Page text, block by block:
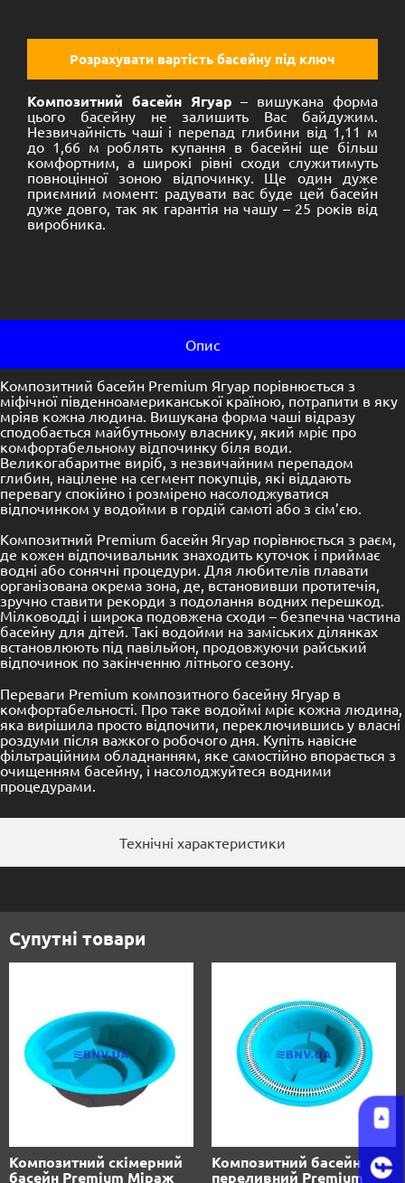
Розрахувати вартість басейну під ключ
Композитний басейн Ягуар– вишукана форма
цього басейну не залишить Вас байдужим.
Незвичайність чаші і перепад глибини від 1,11 м
до 1,66 м роблять купання в басейні ще більш
комфортним, а широкі рівні сходи служитимуть
повноцінної зоною відпочинку. Ще один дуже
приємний момент: радувати вас буде цей басейн
дуже довго, так як гарантія на чашу – 25 років від
виробника.
Опис
Технічні характеристики
Композитний басейн Premium Ягуар порівнюється з
міфічної південноамериканської країною, потрапити в яку
мріяв кожна людина. Вишукана форма чаші відразу
сподобається майбутньому власнику, який мріє про
комфортабельному відпочинку біля води.
Великогабаритне виріб, з незвичайним перепадом
глибин, націлене на сегмент покупців, які віддають
перевагу спокійно і розмірено насолоджуватися
відпочинком у водойми в гордій самоті або з сім’єю.
Композитний Premium басейн Ягуар порівнюється з раєм,
де кожен відпочивальник знаходить куточок і приймає
водні або сонячні процедури. Для любителів плавати
організована окрема зона, де, встановивши протитечія,
зручно ставити рекорди з подолання водних перешкод.
Мілководді і широка подовжена сходи – безпечна частина
басейну для дітей. Такі водойми на заміських ділянках
встановлюють під павільйон, продовжуючи райський
відпочинок по закінченню літнього сезону.
Переваги Premium композитного басейну Ягуар в
комфортабельності. Про таке водоймі мріє кожна людина,
яка вирішила просто відпочити, переключившись у власні
роздуми після важкого робочого дня. Купіть навісне
фільтраційним обладнанням, яке самостійно впорається з
очищенням басейну, і насолоджуйтеся водними
процедурами.
Супутні товари
Композитний скімерний
басейн Premium Міраж
Композитний басейн
переливний Premium